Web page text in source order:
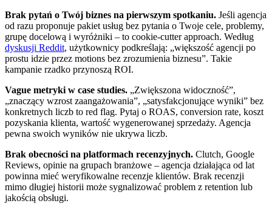
Brak pytań o Twój biznes na pierwszym spotkaniu. Jeśli agencja
od razu proponuje pakiet usług bez pytania o Twoje cele, problemy,
grupę docelową i wyróżniki – to cookie-cutter approach. Według
dyskusji Reddit, użytkownicy podkreślają: „większość agencji po
prostu idzie przez motions bez zrozumienia biznesu”. Takie
kampanie rzadko przynoszą ROI.
Vague metryki w case studies. „Zwiększona widoczność”,
„znaczący wzrost zaangażowania”, „satysfakcjonujące wyniki” bez
konkretnych liczb to red flag. Pytaj o ROAS, conversion rate, koszt
pozyskania klienta, wartość wygenerowanej sprzedaży. Agencja
pewna swoich wyników nie ukrywa liczb.
Brak obecności na platformach recenzyjnych. Clutch, Google
Reviews, opinie na grupach branżowe – agencja działająca od lat
powinna mieć weryfikowalne recenzje klientów. Brak recenzji
mimo długiej historii może sygnalizować problem z retention lub
jakością obsługi.